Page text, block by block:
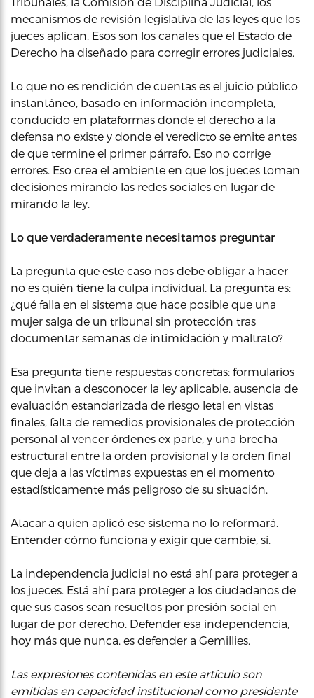
mecanismos de revisión legislativa de las leyes que los
jueces aplican. Esos son los canales que el Estado de
Derecho ha diseñado para corregir errores judiciales.
Lo que no es rendición de cuentas es el juicio público
instantáneo, basado en información incompleta,
conducido en plataformas donde el derecho a la
defensa no existe y donde el veredicto se emite antes
de que termine el primer párrafo. Eso no corrige
errores. Eso crea el ambiente en que los jueces toman
decisiones mirando las redes sociales en lugar de
mirando la ley.
Lo que verdaderamente necesitamos preguntar
La pregunta que este caso nos debe obligar a hacer
no es quién tiene la culpa individual. La pregunta es:
¿qué falla en el sistema que hace posible que una
mujer salga de un tribunal sin protección tras
documentar semanas de intimidación y maltrato?
Esa pregunta tiene respuestas concretas: formularios
que invitan a desconocer la ley aplicable, ausencia de
evaluación estandarizada de riesgo letal en vistas
finales, falta de remedios provisionales de protección
personal al vencer órdenes ex parte, y una brecha
estructural entre la orden provisional y la orden final
que deja a las víctimas expuestas en el momento
estadísticamente más peligroso de su situación.
Atacar a quien aplicó ese sistema no lo reformará.
Entender cómo funciona y exigir que cambie, sí.
La independencia judicial no está ahí para proteger a
los jueces. Está ahí para proteger a los ciudadanos de
que sus casos sean resueltos por presión social en
lugar de por derecho. Defender esa independencia,
hoy más que nunca, es defender a Gemillies.
Las expresiones contenidas en este artículo son
emitidas en capacidad institucional como presidente